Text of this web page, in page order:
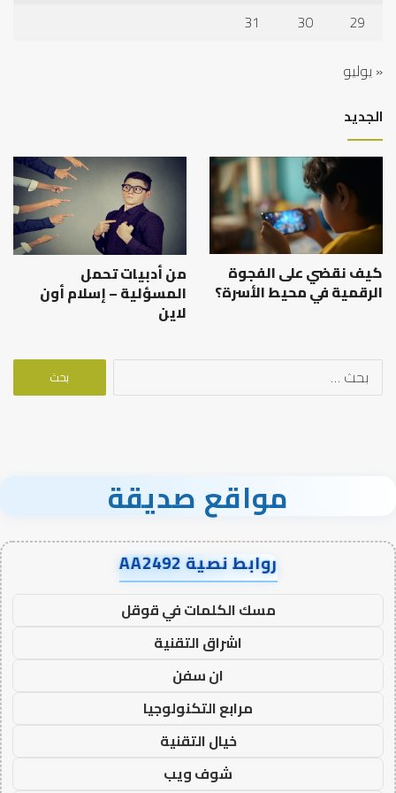
29
30
31
« يوليو
الجديد
كيف نقضي على الفجوة
الرقمية في محيط الأسرة؟
من أدبيات تحمل
المسؤلية – إسلام أون
لاين
البحث
مواقع صديقة
روابط نصية AA2492
مسك الكلمات في قوقل
اشراق التقنية
ان سفن
مرابع التكنولوجيا
خيال التقنية
شوف ويب